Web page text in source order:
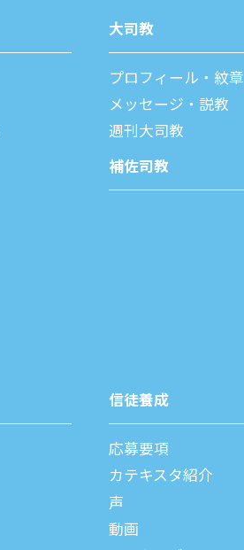
⼤司教
プロフィール・紋章
メッセージ・説教
週刊⼤司教
補佐司教
信徒養成
応募要項
カテキスタ紹介
声
動画